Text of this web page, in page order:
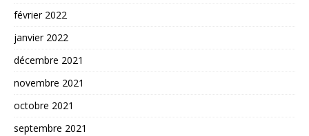
février 2022
janvier 2022
décembre 2021
novembre 2021
octobre 2021
septembre 2021